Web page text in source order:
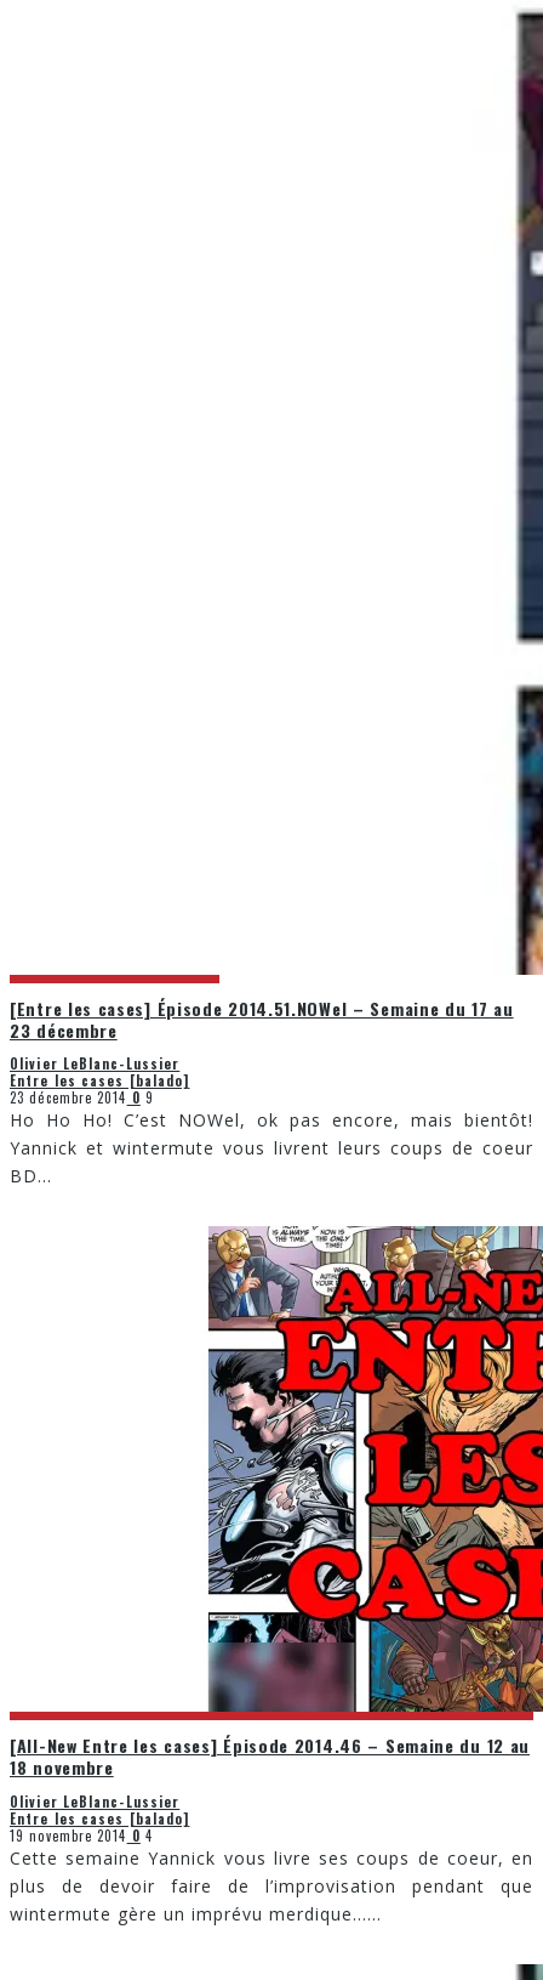
[Entre les cases] Épisode 2014.51.NOWel – Semaine du 17 au
23 décembre
Olivier LeBlanc-Lussier
Entre les cases [balado]
23 décembre 2014 0 9
Ho Ho Ho! C’est NOWel, ok pas encore, mais bientôt!
Yannick et wintermute vous livrent leurs coups de coeur
BD...
[All-New Entre les cases] Épisode 2014.46 – Semaine du 12 au
18 novembre
Olivier LeBlanc-Lussier
Entre les cases [balado]
19 novembre 2014 0 4
Cette semaine Yannick vous livre ses coups de coeur, en
plus de devoir faire de l’improvisation pendant que
wintermute gère un imprévu merdique…...